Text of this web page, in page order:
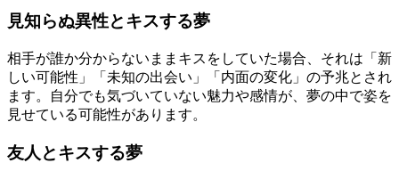
見知らぬ異性とキスする夢
相手が誰か分からないままキスをしていた場合、それは「新
しい可能性」「未知の出会い」「内面の変化」の予兆とされ
ます。自分でも気づいていない魅力や感情が、夢の中で姿を
見せている可能性があります。
友人とキスする夢